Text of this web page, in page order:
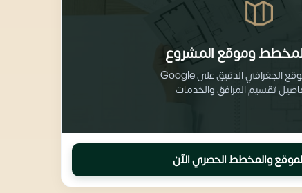
وموقع المشروع
احصل على الموقع الجغرافي الدقيق على Google
والمخطط الحصري الآن